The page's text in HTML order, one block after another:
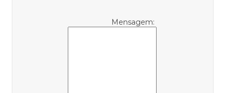
Mensagem: